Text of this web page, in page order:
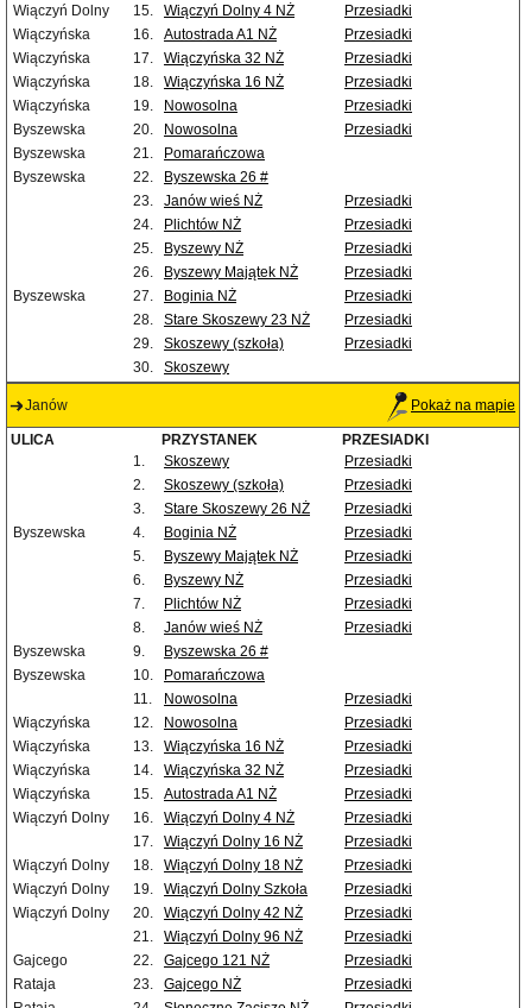
Wiączyń Dolny
15. Wiączyń Dolny 4 NŻ
Przesiadki
Wiączyńska
16. Autostrada A1 NŻ
Przesiadki
Wiączyńska
17. Wiączyńska 32 NŻ
Przesiadki
Wiączyńska
18. Wiączyńska 16 NŻ
Przesiadki
Wiączyńska
19. Nowosolna
Przesiadki
Byszewska
20. Nowosolna
Przesiadki
Byszewska
21.
Pomarańczowa
Byszewska
22.
Byszewska 26 #
23.
Janów wieś NŻ
Przesiadki
24.
Plichtów NŻ
Przesiadki
25.
Byszewy NŻ
Przesiadki
26.
Byszewy Majątek NŻ
Przesiadki
Byszewska
27. Boginia NŻ
Przesiadki
28.
Stare Skoszewy 23 NŻ
Przesiadki
29.
Skoszewy (szkoła)
Przesiadki
30.
Skoszewy
Janów Pokaż na mapie
ULICA PRZYSTANEK
PRZESIADKI
1.
Skoszewy
Przesiadki
2.
Skoszewy (szkoła)
Przesiadki
3.
Stare Skoszewy 26 NŻ
Przesiadki
Byszewska
4. Boginia NŻ
Przesiadki
5.
Byszewy Majątek NŻ
Przesiadki
6.
Byszewy NŻ
Przesiadki
7.
Plichtów NŻ
Przesiadki
8.
Janów wieś NŻ
Przesiadki
Byszewska
9.
Byszewska 26 #
Byszewska
10.
Pomarańczowa
11.
Nowosolna
Przesiadki
Wiączyńska
12. Nowosolna
Przesiadki
Wiączyńska
13. Wiączyńska 16 NŻ
Przesiadki
Wiączyńska
14. Wiączyńska 32 NŻ
Przesiadki
Wiączyńska
15. Autostrada A1 NŻ
Przesiadki
Wiączyń Dolny
16. Wiączyń Dolny 4 NŻ
Przesiadki
17.
Wiączyń Dolny 16 NŻ
Przesiadki
Wiączyń Dolny
18. Wiączyń Dolny 18 NŻ
Przesiadki
Wiączyń Dolny
19. Wiączyń Dolny Szkoła
Przesiadki
Wiączyń Dolny
20. Wiączyń Dolny 42 NŻ
Przesiadki
21.
Wiączyń Dolny 96 NŻ
Przesiadki
Gajcego
22. Gajcego 121 NŻ
Przesiadki
Rataja
23. Gajcego NŻ
Przesiadki